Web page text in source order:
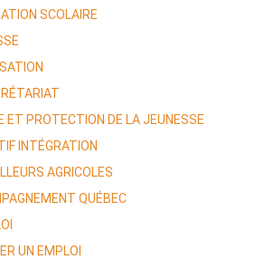
SCOLAIRE
ET PROTECTION DE LA JEUNESSE
INTÉGRATION
AGRICOLES
QUÉBEC
UN EMPLOI